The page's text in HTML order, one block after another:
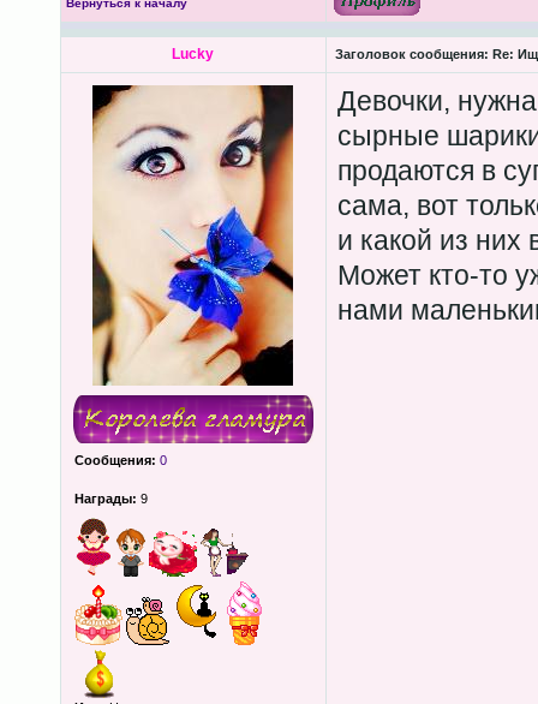
Вернуться к началу
Lucky Заголовок сообщения: Re:
Сообщения: 0
Награды: 9
Девочки,
сырные
продаются в
сама, вот
и какой из них
Может кто-то
нами